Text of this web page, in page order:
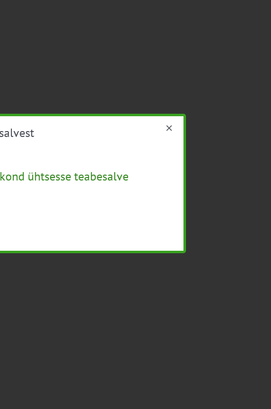
ühtsesse teabesalve